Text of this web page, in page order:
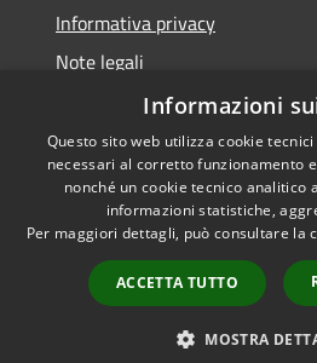
Informativa privacy
Note legali
Dichiarazione di accessibilità
RSS
Accessibilità
Informazioni
Questo sito web utilizza cookie
necessari al corretto funzionamento
nonché un cookie tecnico analitico
informazioni statistiche,
Per maggiori dettagli, può consultare la
ACCETTA TUTTO
MOSTRA